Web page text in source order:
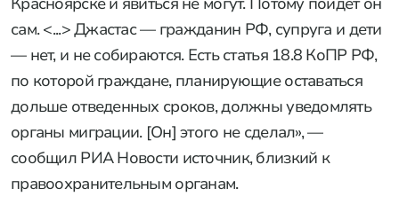
сам. <...> Джастас — гражданин РФ, супруга и дети
— нет, и не собираются. Есть статья 18.8 КоПР РФ,
по которой граждане, планирующие оставаться
дольше отведенных сроков, должны уведомлять
органы миграции. [Он] этого не сделал», —
сообщил РИА Новости источник, близкий к
правоохранительным органам.